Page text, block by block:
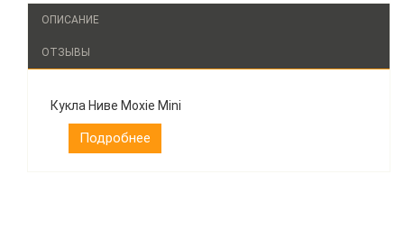
ОПИСАНИЕ
ОТЗЫВЫ
Кукла Ниве Moxie Mini
Подробнее